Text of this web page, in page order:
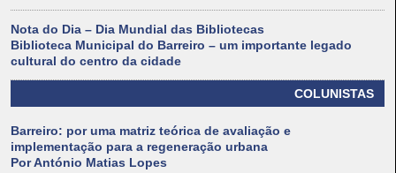
Nota do Dia – Dia Mundial das Bibliotecas
Biblioteca Municipal do Barreiro – um importante legado
cultural do centro da cidade
COLUNISTAS
Barreiro: por uma matriz teórica de avaliação e
implementação para a regeneração urbana
Por António Matias Lopes